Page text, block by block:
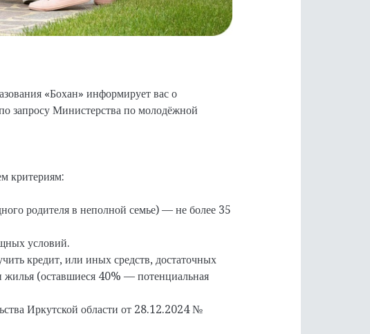
«Бохан» информирует вас о
запросу Министерства по молодёжной
критериям:
родителя в неполной семье) — не более 35
условий.
кредит, или иных средств, достаточных
жилья (оставшиеся 40% — потенциальная
Иркутской области от 28.12.2024 №